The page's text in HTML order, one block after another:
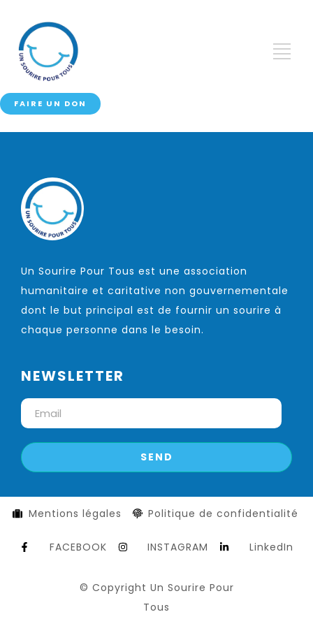
FAIRE UN DON
Un Sourire Pour Tous est une association
humanitaire et caritative non gouvernementale
dont le but principal est de fournir un sourire à
chaque personne dans le besoin.
NEWSLETTER
Mentions légales Politique de confidentialité
FACEBOOK INSTAGRAM LinkedIn
© Copyright Un Sourire Pour
Tous​